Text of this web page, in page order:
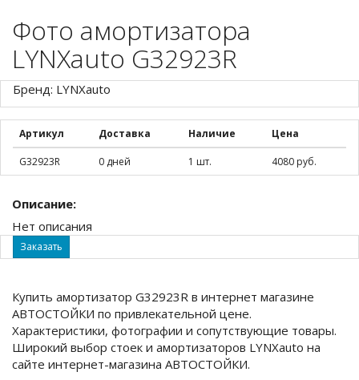
Фото амортизатора
LYNXauto G32923R
Бренд: LYNXauto
Артикул Доставка Наличие Цена
G32923R 0 дней 1 шт. 4080 руб.
Описание:
Нет описания
Заказать
Купить амортизатор G32923R в интернет магазине
АВТОСТОЙКИ по привлекательной цене.
Характеристики, фотографии и сопутствующие товары.
Широкий выбор стоек и амортизаторов LYNXauto на
сайте интернет-магазина АВТОСТОЙКИ.